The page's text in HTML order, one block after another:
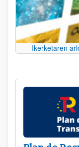
Ikerketaren